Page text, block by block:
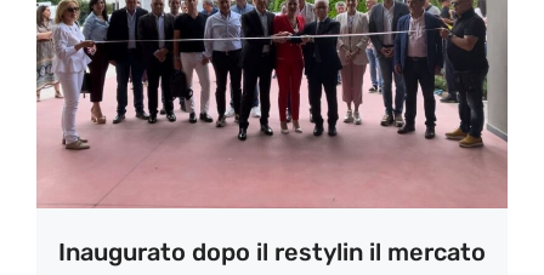
Inaugurato dopo il restylin il mercato